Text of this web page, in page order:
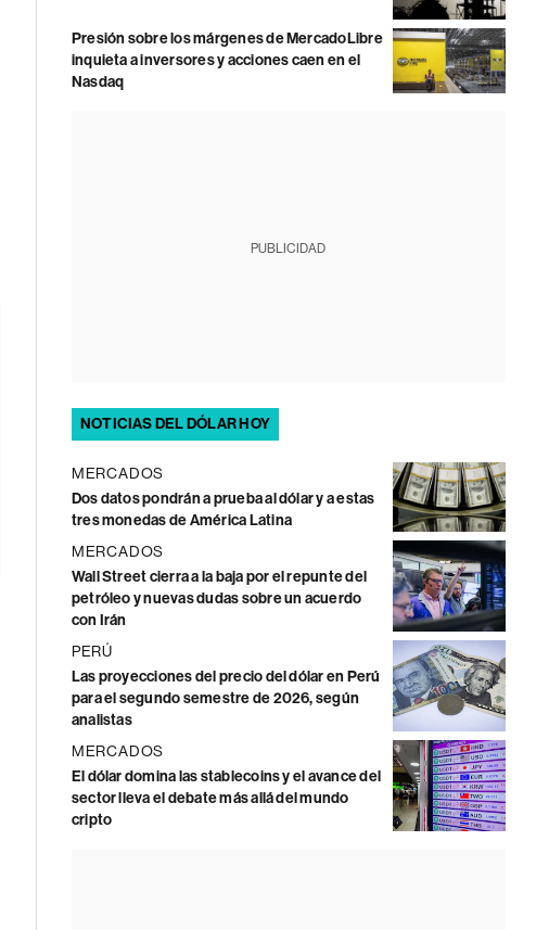
Presión sobre los márgenes de MercadoLibre
inquieta a inversores y acciones caen en el
Nasdaq
PUBLICIDAD
NOTICIAS DEL DÓLAR HOY
MERCADOS
Dos datos pondrán a prueba al dólar y a estas
tres monedas de América Latina
MERCADOS
Wall Street cierra a la baja por el repunte del
petróleo y nuevas dudas sobre un acuerdo
con Irán
PERÚ
Las proyecciones del precio del dólar en Perú
para el segundo semestre de 2026, según
analistas
MERCADOS
El dólar domina las stablecoins y el avance del
sector lleva el debate más allá del mundo
cripto